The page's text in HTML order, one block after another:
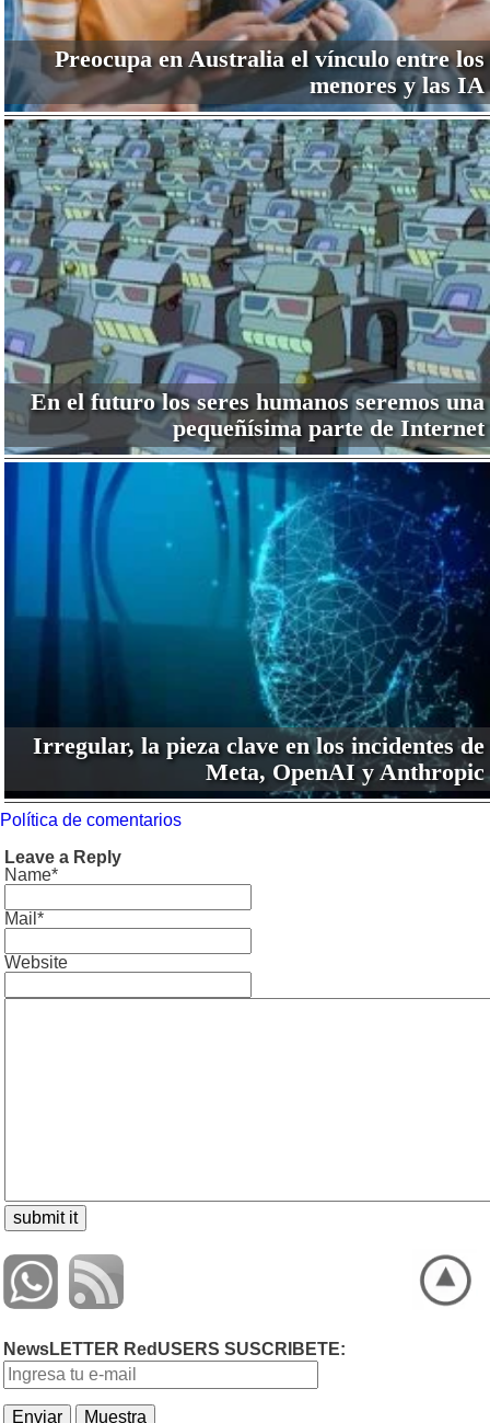
Preocupa en Australia el vínculo entre los
menores y las IA
En el futuro los seres humanos seremos una
pequeñísima parte de Internet
Irregular, la pieza clave en los incidentes de
Meta, OpenAI y Anthropic
Política de comentarios
Leave a Reply
Name*
Mail*
Website
NewsLETTER RedUSERS SUSCRIBETE: